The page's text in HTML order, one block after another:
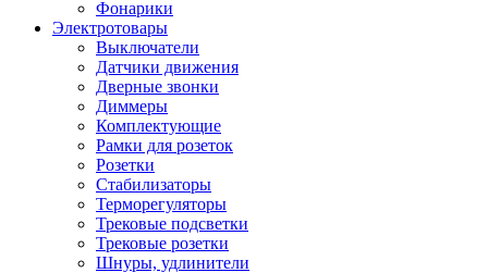
Фонарики
Электротовары
Выключатели
Датчики движения
Дверные звонки
Диммеры
Комплектующие
Рамки для розеток
Розетки
Стабилизаторы
Терморегуляторы
Трековые подсветки
Трековые розетки
Шнуры, удлинители